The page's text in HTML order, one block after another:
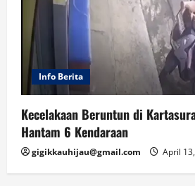
Info Berita
Kecelakaan Beruntun di
Hantam 6 Kendaraan
gigikkauhijau@gmail.com April